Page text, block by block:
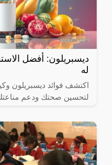
ديسبريلون: أفضل
له
اكتشف فوائد ديسبريلون
لتحسين صحتك ودعم